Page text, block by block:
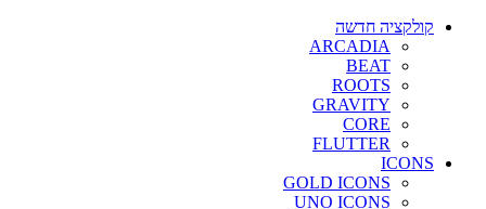
קולקציה חדשה
ARCADIA
BEAT
ROOTS
GRAVITY
CORE
FLUTTER
ICONS
GOLD ICONS
UNO ICONS